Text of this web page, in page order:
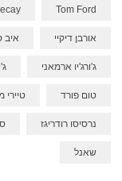
Tom Ford
אורבן דיקיי איב
ג'ורג'יו ארמאני
טום פורד טיירי
נרסיסו רודריגז
שאנל